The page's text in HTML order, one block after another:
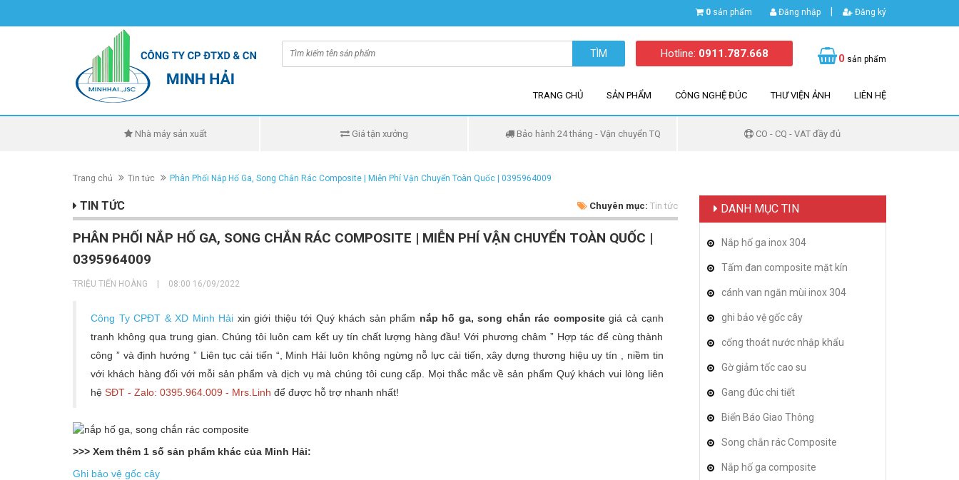
0 sản phẩm Đăng nhập Đăng ký
TÌM Hotline: 0911.787.668 0 sản phẩm
TRANG CHỦ SẢN PHẨM CÔNG NGHỆ ĐÚC THƯ VIỆN ẢNH LIÊN HỆ
Nhà máy sản xuất Giá tận xưởng Bảo hành 24 tháng - Vận chuyển TQ CO - CQ - VAT đầy đủ
Trang chủ Tin tức Phân Phối Nắp Hố Ga, Song Chắn Rác Composite | Miễn Phí Vận Chuyển Toàn Quốc | 0395964009
TIN TỨC Chuyên mục: Tin tức
PHÂN PHỐI NẮP HỐ GA, SONG CHẮN RÁC COMPOSITE | MIỄN PHÍ VẬN CHUYỂN TOÀN QUỐC |
0395964009
TRIỆU TIẾN HOÀNG 08:00 16/09/2022
Công Ty CPĐT & XD Minh Hải xin giới thiệu tới Quý khách sản phẩm nắp hố ga, song chắn rác compositegiá cả cạnh
tranh không qua trung gian. Chúng tôi luôn cam kết uy tín chất lượng hàng đầu! Với phương châm ” Hợp tác để cùng thành
công ” và định hướng ” Liên tục cải tiến “, Minh Hải luôn không ngừng nỗ lực cải tiến, xây dựng thương hiệu uy tín , niềm tin
với khách hàng đối với mỗi sản phẩm và dịch vụ mà chúng tôi cung cấp. Mọi thắc mắc về sản phẩm Quý khách vui lòng liên
hệ SĐT - Zalo: 0395.964.009 - Mrs.Linh để được hỗ trợ nhanh nhất!
>>> Xem thêm 1 số sản phẩm khác của Minh Hải:
Ghi bảo vệ gốc cây
DANH MỤC TIN
Nắp hố ga inox 304
Tấm đan composite mặt kín
cánh van ngăn mùi inox 304
ghi bảo vệ gốc cây
cống thoát nước nhập khẩu
Gờ giảm tốc cao su
Gang đúc chi tiết
Biển Báo Giao Thông
Song chắn rác Composite
Nắp hố ga composite